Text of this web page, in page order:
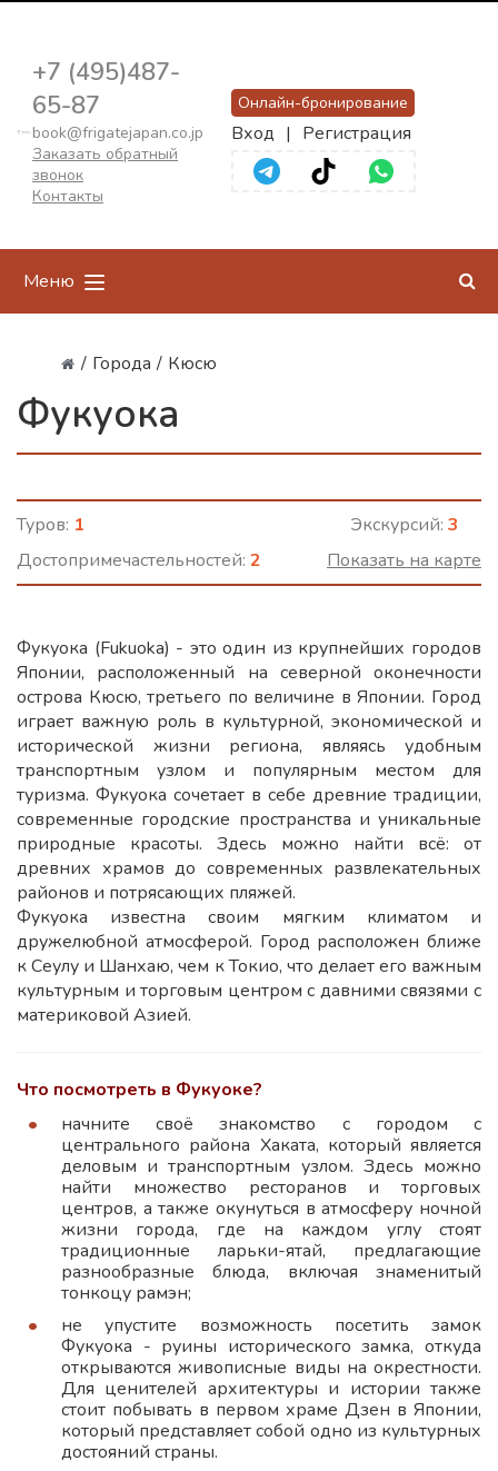
+7 (495)487-
65-87
book@frigatejapan.co.jp
Заказать обратный
звонок
Контакты
Онлайн-бронирование
Вход | Регистрация
Меню
/ Города / Кюсю
Фукуока
Туров: 1 Экскурсий: 3
Достопримечастельностей: 2 Показать на карте
Фукуока (Fukuoka) - это один из крупнейших городов
Японии, расположенный на северной оконечности
острова Кюсю, третьего по величине в Японии. Город
играет важную роль в культурной, экономической и
исторической жизни региона, являясь удобным
транспортным узлом и популярным местом для
туризма. Фукуока сочетает в себе древние традиции,
современные городские пространства и уникальные
природные красоты. Здесь можно найти всё: от
древних храмов до современных развлекательных
районов и потрясающих пляжей.
Фукуока известна своим мягким климатом и
дружелюбной атмосферой. Город расположен ближе
к Сеулу и Шанхаю, чем к Токио, что делает его важным
культурным и торговым центром с давними связями с
материковой Азией.
Что посмотреть в Фукуоке?
начните своё знакомство с городом с
центрального района Хаката, который является
деловым и транспортным узлом. Здесь можно
найти множество ресторанов и торговых
центров, а также окунуться в атмосферу ночной
жизни города, где на каждом углу стоят
традиционные ларьки-ятай, предлагающие
разнообразные блюда, включая знаменитый
тонкоцу рамэн;
не упустите возможность посетить замок
Фукуока - руины исторического замка, откуда
открываются живописные виды на окрестности.
Для ценителей архитектуры и истории также
стоит побывать в первом храме Дзен в Японии,
который представляет собой одно из культурных
достояний страны.